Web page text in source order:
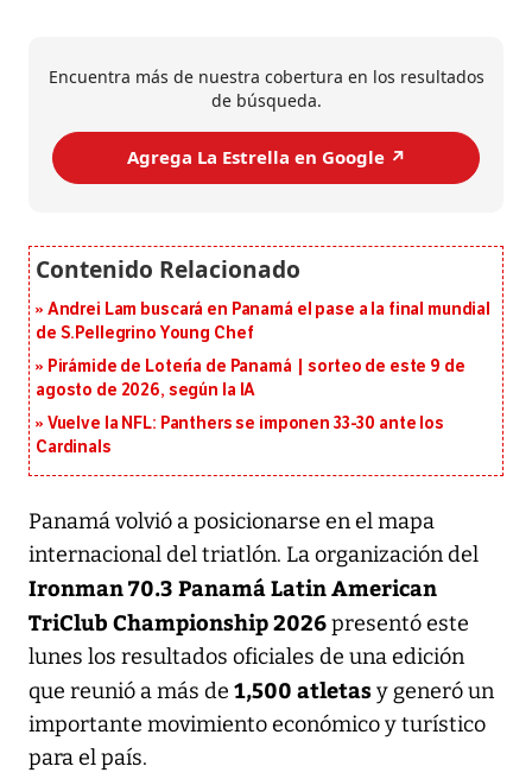
Encuentra más de nuestra cobertura en los resultados
de búsqueda.
Agrega La Estrella en Google ↗️
Andrei Lam buscará en Panamá el pase a la final mundial
de S.Pellegrino Young Chef
Pirámide de Lotería de Panamá | sorteo de este 9 de
agosto de 2026, según la IA
Vuelve la NFL: Panthers se imponen 33-30 ante los
Cardinals
Panamá volvió a posicionarse en el mapa
internacional del triatlón. La organización del
Ironman 70.3 Panamá Latin American
TriClub Championship 2026presentó este
lunes los resultados oficiales de una edición
que reunió a más de 1,500 atletasy generó un
importante movimiento económico y turístico
para el país.